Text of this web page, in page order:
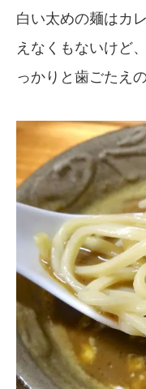
白い太めの麺はカ
えなくもないけど
っかりと歯ごたえ